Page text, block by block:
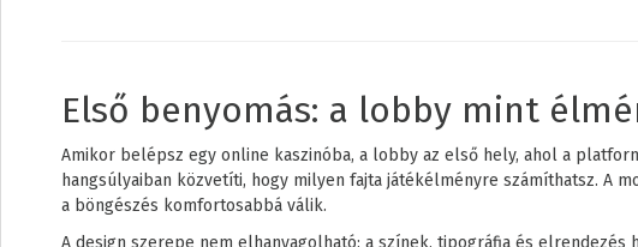
Első benyomás: a lobby mint
Amikor belépsz egy online kaszinóba, a lobby az első hely, ahol a
hangsúlyaiban közvetíti, hogy milyen fajta játékélményre számíthatsz.
a böngészés komfortosabbá válik.
A design szerepe nem elhanyagolható: a színek, tipográfia és